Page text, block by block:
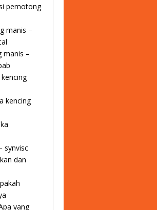
pemotong
manis –
manis –
kencing
synvisc
dan
yang